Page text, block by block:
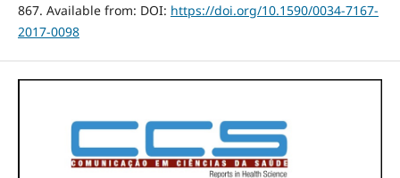
867. Available from: DOI: https://doi.org/10.1590/0034-7167-
2017-0098